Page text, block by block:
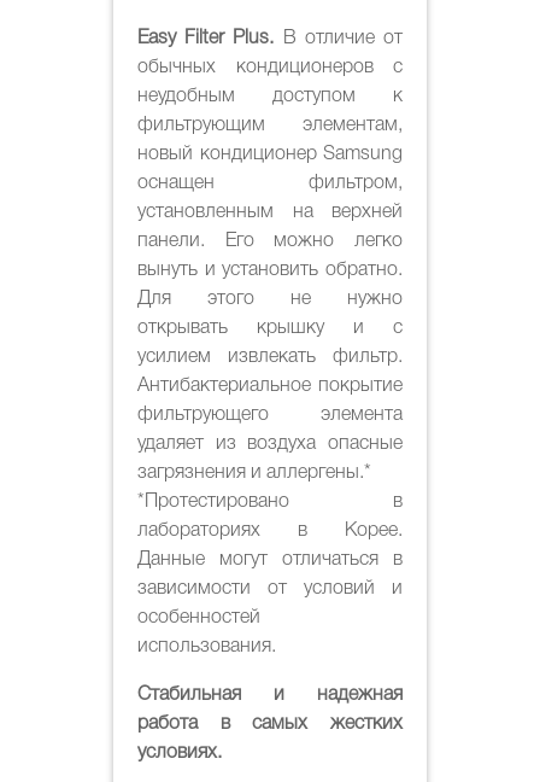
Easy Filter Plus.
В отличие от
обычных кондиционеров с
неудобным доступом к
фильтрующим элементам,
новый кондиционер Samsung
оснащен фильтром,
установленным на верхней
панели. Его можно легко
вынуть и установить обратно.
Для этого не нужно
открывать крышку и с
усилием извлекать фильтр.
Антибактериальное покрытие
фильтрующего элемента
удаляет из воздуха опасные
загрязнения и аллергены.*
*Протестировано в
лабораториях в Корее.
Данные могут отличаться в
зависимости от условий и
особенностей
использования.
Стабильная и надежная
работа в самых жестких
условиях.